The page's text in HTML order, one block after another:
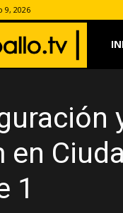
9, 2026
en
1